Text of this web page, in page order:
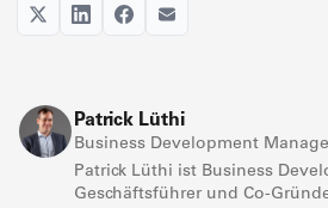
Patrick Lüthi
Business Development
Patrick Lüthi ist Business
Geschäftsführer und Co-